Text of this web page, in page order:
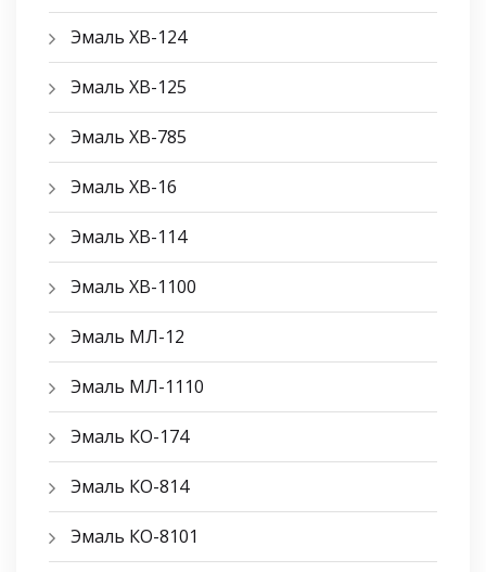
Эмаль ХВ-124
Эмаль ХВ-125
Эмаль ХВ-785
Эмаль ХВ-16
Эмаль ХВ-114
Эмаль ХВ-1100
Эмаль МЛ-12
Эмаль МЛ-1110
Эмаль КО-174
Эмаль КО-814
Эмаль КО-8101